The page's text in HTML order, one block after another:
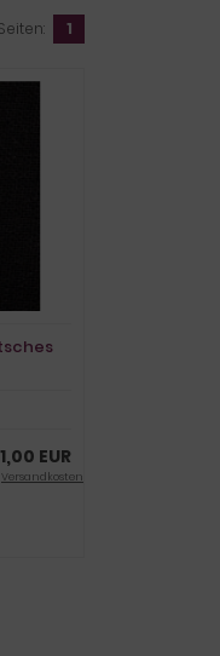
1
1,00 EUR
Versandkosten